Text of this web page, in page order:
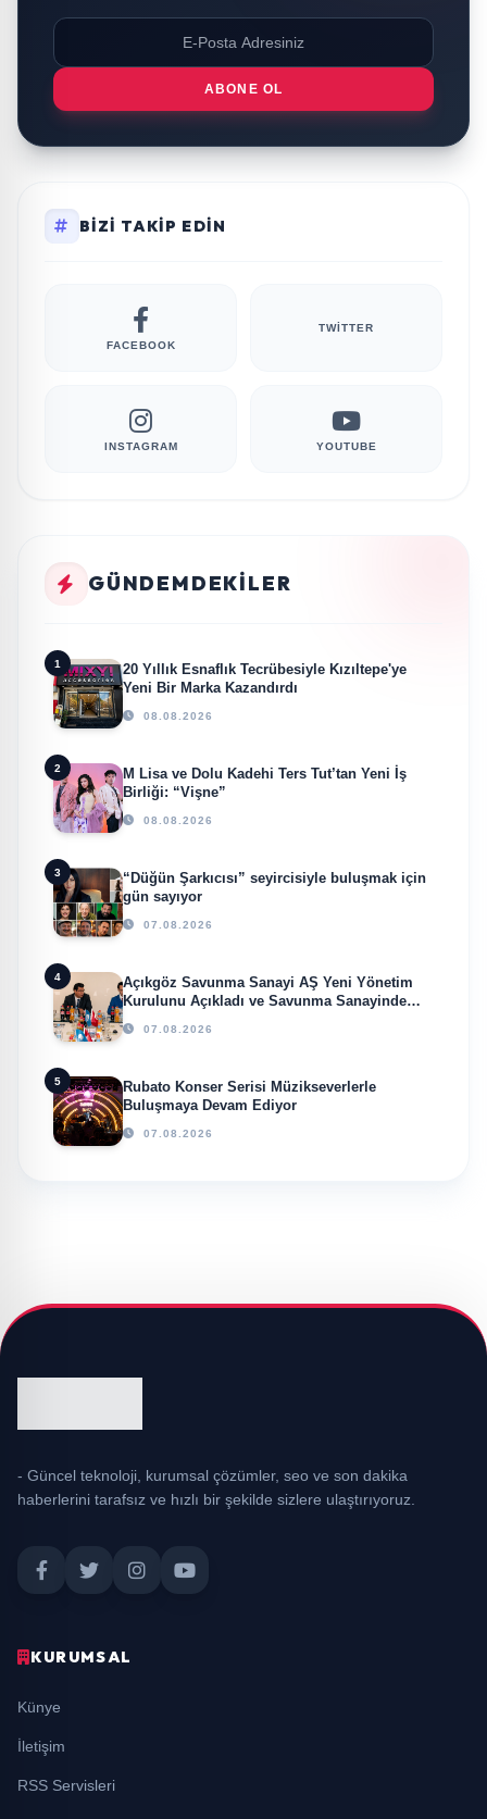
ABONE OL
BIZI TAKIP EDIN
FACEBOOK
TWITTER
INSTAGRAM YOUTUBE
GÜNDEMDEKILER
1
20 Yıllık Esnaflık Tecrübesiyle Kızıltepe'ye
Yeni Bir Marka Kazandırdı
08.08.2026
2
M Lisa ve Dolu Kadehi Ters Tut’tan Yeni İş
Birliği: “Vişne”
08.08.2026
3
“Düğün Şarkıcısı” seyircisiyle buluşmak için
gün sayıyor
07.08.2026
4
Açıkgöz Savunma Sanayi AŞ Yeni Yönetim
Kurulunu Açıkladı ve Savunma Sanayinde
Küresel Vizyon Vurgusu
07.08.2026
5
Rubato Konser Serisi Müzikseverlerle
Buluşmaya Devam Ediyor
07.08.2026
- Güncel teknoloji, kurumsal çözümler, seo ve son dakika
haberlerini tarafsız ve hızlı bir şekilde sizlere ulaştırıyoruz.
KURUMSAL
Künye
İletişim
RSS Servisleri